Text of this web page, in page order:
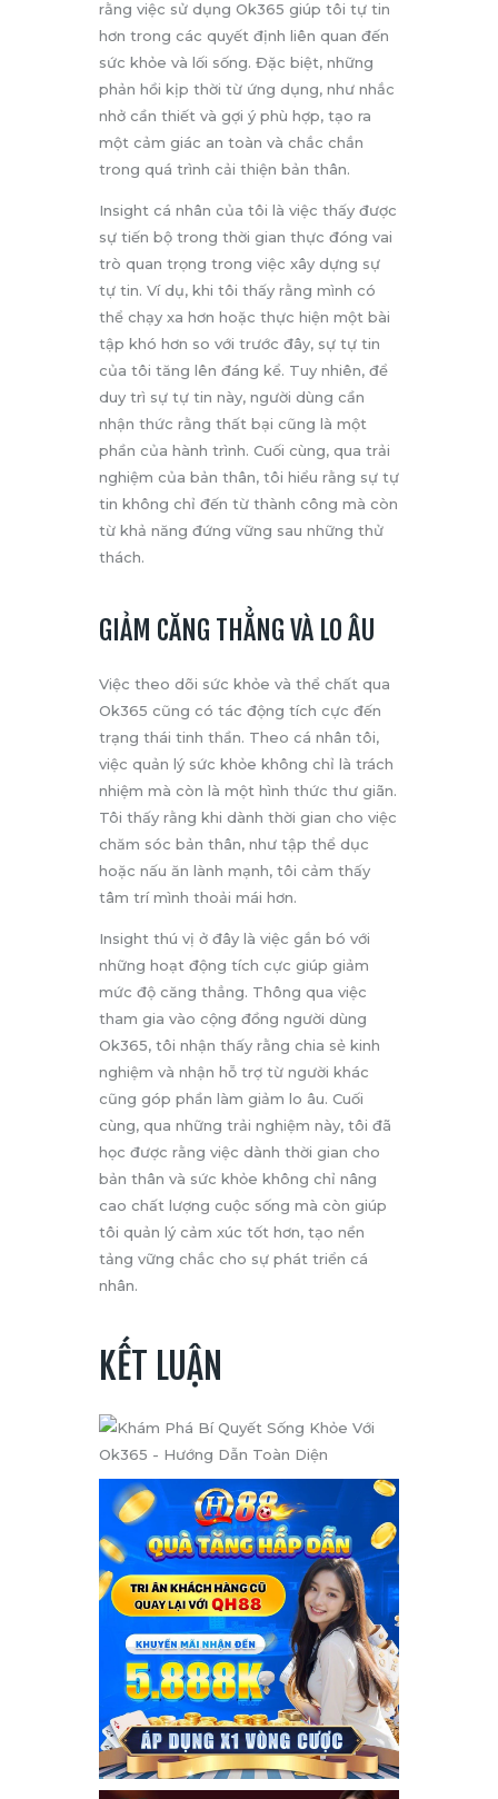
rằng việc sử dụng Ok365 giúp tôi tự tin
hơn trong các quyết định liên quan đến
sức khỏe và lối sống. Đặc biệt, những
phản hồi kịp thời từ ứng dụng, như nhắc
nhở cần thiết và gợi ý phù hợp, tạo ra
một cảm giác an toàn và chắc chắn
trong quá trình cải thiện bản thân.
Insight cá nhân của tôi là việc thấy được
sự tiến bộ trong thời gian thực đóng vai
trò quan trọng trong việc xây dựng sự
tự tin. Ví dụ, khi tôi thấy rằng mình có
thể chạy xa hơn hoặc thực hiện một bài
tập khó hơn so với trước đây, sự tự tin
của tôi tăng lên đáng kể. Tuy nhiên, để
duy trì sự tự tin này, người dùng cần
nhận thức rằng thất bại cũng là một
phần của hành trình. Cuối cùng, qua trải
nghiệm của bản thân, tôi hiểu rằng sự tự
tin không chỉ đến từ thành công mà còn
từ khả năng đứng vững sau những thử
thách.
GIẢM CĂNG THẲNG VÀ LO ÂU
Việc theo dõi sức khỏe và thể chất qua
Ok365 cũng có tác động tích cực đến
trạng thái tinh thần. Theo cá nhân tôi,
việc quản lý sức khỏe không chỉ là trách
nhiệm mà còn là một hình thức thư giãn.
Tôi thấy rằng khi dành thời gian cho việc
chăm sóc bản thân, như tập thể dục
hoặc nấu ăn lành mạnh, tôi cảm thấy
tâm trí mình thoải mái hơn.
Insight thú vị ở đây là việc gắn bó với
những hoạt động tích cực giúp giảm
mức độ căng thẳng. Thông qua việc
tham gia vào cộng đồng người dùng
Ok365, tôi nhận thấy rằng chia sẻ kinh
nghiệm và nhận hỗ trợ từ người khác
cũng góp phần làm giảm lo âu. Cuối
cùng, qua những trải nghiệm này, tôi đã
học được rằng việc dành thời gian cho
bản thân và sức khỏe không chỉ nâng
cao chất lượng cuộc sống mà còn giúp
tôi quản lý cảm xúc tốt hơn, tạo nền
tảng vững chắc cho sự phát triển cá
nhân.
KẾT LUẬN